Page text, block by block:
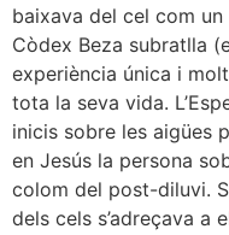
baixava del cel com
Còdex Beza subratlla
experiència única i
tota la seva vida.
inicis sobre les aigües
en Jesús la persona
colom del post-diluvi.
dels cels s’adreçava a